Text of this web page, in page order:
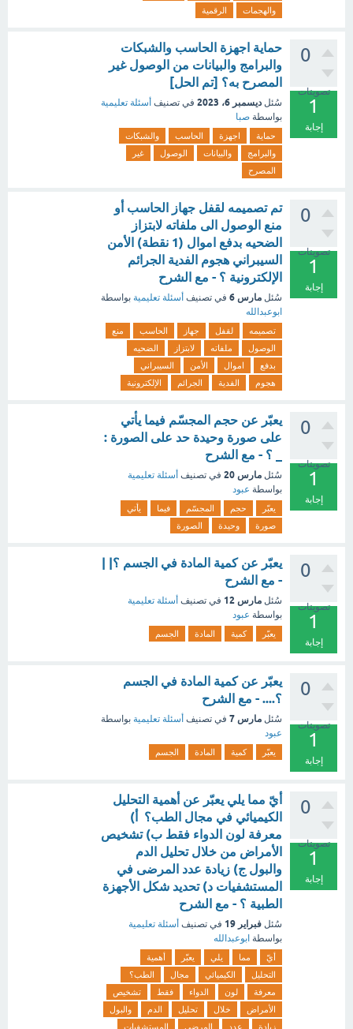
والهجمات
الرقمية
0
تصويتات
1
إجابة
حماية اجهزة الحاسب والشبكات
والبرامج والبيانات من الوصول غير
المصرح به؟ [تم الحل]
سُئل ديسمبر 6، 2023 في تصنيف أسئلة تعليمية
بواسطة صبا
حماية اجهزة الحاسب
والشبكات
والبرامج
والبيانات الوصول
غير
المصرح
0
تصويتات
1
إجابة
تم تصميمه لقفل جهاز الحاسب أو
منع الوصول الى ملفاته لابتزاز
الضحيه بدفع اموال (1 نقطة) الأمن
السيبراني هجوم الفدية الجرائم
الإلكترونية ؟ - مع الشرح
سُئل مارس 6 في تصنيف أسئلة تعليمية بواسطة
ابوعبدالله
تصميمه لقفل جهاز الحاسب
منع
الوصول
ملفاته لابتزاز
الضحيه
بدفع
اموال الأمن
السيبراني
هجوم
الفدية الجرائم الإلكترونية
0
تصويتات
1
إجابة
يعبّر عن حجم المجسّم فيما يأتي
على صورة وحيدة حد على الصورة :
_ ؟ - مع الشرح
سُئل مارس 20 في تصنيف أسئلة تعليمية
بواسطة عبود
يعبّر حجم المجسّم فيما
يأتي
صورة
وحيدة الصورة
0
تصويتات
1
إجابة
يعبّر عن كمية المادة في الجسم ؟| |
- مع الشرح
سُئل مارس 12 في تصنيف أسئلة تعليمية
بواسطة عبود
يعبّر كمية المادة الجسم
0
تصويتات
1
إجابة
يعبّر عن كمية المادة في الجسم
؟.... - مع الشرح
سُئل مارس 7 في تصنيف أسئلة تعليمية بواسطة
عبود
يعبّر كمية المادة الجسم
0
تصويتات
1
إجابة
أيّ مما يلي يعبّر عن أهمية التحليل
الكيميائي في مجال الطب؟ أ)
معرفة لون الدواء فقط ب) تشخيص
الأمراض من خلال تحليل الدم
والبول ج) زيادة عدد المرضى في
المستشفيات د) تحديد شكل الأجهزة
الطبية ؟ - مع الشرح
سُئل فبراير 19 في تصنيف أسئلة تعليمية
بواسطة ابوعبدالله
أيّ مما يلي يعبّر
أهمية
التحليل
الكيميائي مجال
الطب؟
معرفة
لون الدواء فقط
تشخيص
الأمراض
خلال تحليل الدم
والبول
زيادة
عدد المرضى المستشفيات